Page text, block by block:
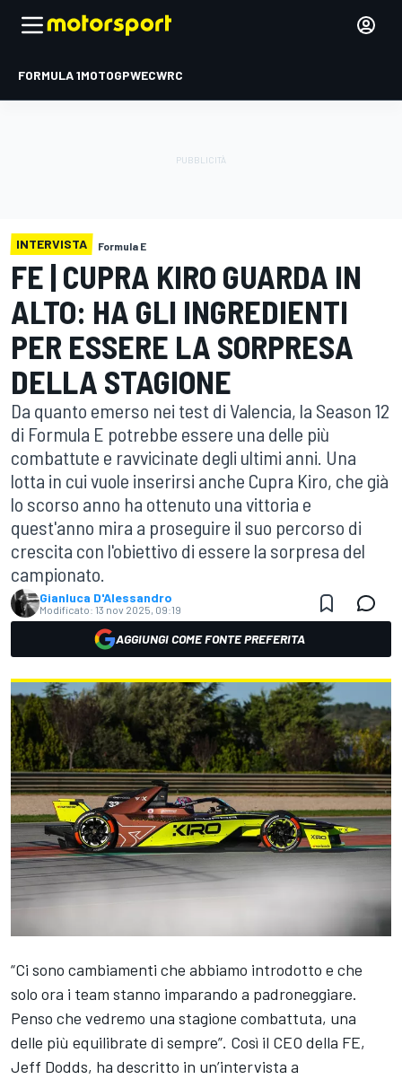
FORMULA 1MOTOGPWECWRC
INTERVISTA Formula E
FE | CUPRA KIRO GUARDA IN
ALTO: HA GLI INGREDIENTI
PER ESSERE LA SORPRESA
DELLA STAGIONE
Da quanto emerso nei test di Valencia, la Season 12
di Formula E potrebbe essere una delle più
combattute e ravvicinate degli ultimi anni. Una
lotta in cui vuole inserirsi anche Cupra Kiro, che già
lo scorso anno ha ottenuto una vittoria e
quest'anno mira a proseguire il suo percorso di
crescita con l'obiettivo di essere la sorpresa del
campionato.
Gianluca D'Alessandro
Modificato: 13 nov 2025, 09:19
AGGIUNGI COME FONTE PREFERITA
“Ci sono cambiamenti che abbiamo introdotto e che
solo ora i team stanno imparando a padroneggiare.
Penso che vedremo una stagione combattuta, una
delle più equilibrate di sempre”. Così il CEO della FE,
Jeff Dodds, ha descritto in un’intervista a